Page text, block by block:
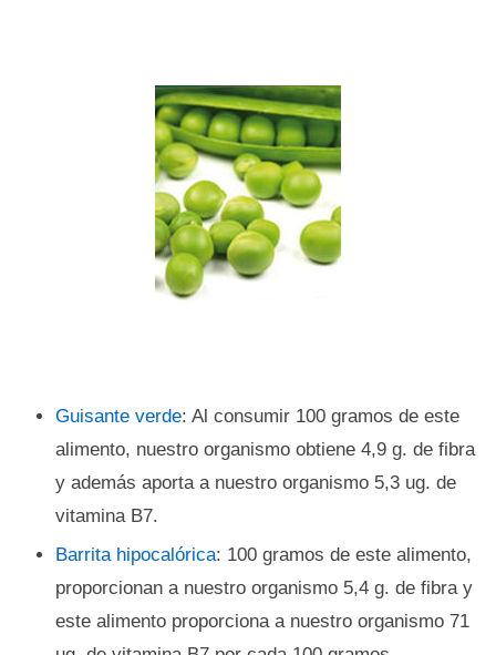
Guisante verde: Al consumir 100 gramos de este
alimento, nuestro organismo obtiene 4,9 g. de fibra
y además aporta a nuestro organismo 5,3 ug. de
vitamina B7.
Barrita hipocalórica: 100 gramos de este alimento,
proporcionan a nuestro organismo 5,4 g. de fibra y
este alimento proporciona a nuestro organismo 71